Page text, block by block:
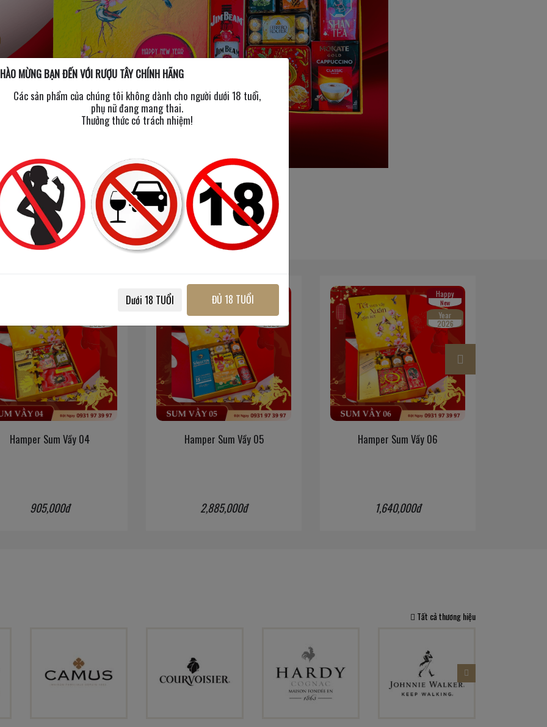
2026
Hamper Sum Vầy 04
905,000đ
Year
2026
Hamper Sum Vầy 05
2,885,000đ
Happy
New
Year
2026
Hamper Sum Vầy 06
1,640,000đ
Tất cả thương hiệu
MỪNG BẠN ĐẾN VỚI RƯỢU TÂY CHÍNH HÃNG
Các sản phẩm của chúng tôi không dành cho người dưới 18 tuổi,
phụ nữ đang mang thai.
Thưởng thức có trách nhiệm!
Dưới 18 TUỔI ĐỦ 18 TUỔI